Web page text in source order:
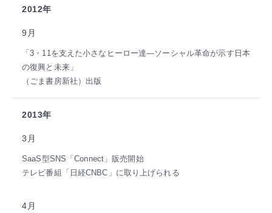
2012年
9月
「3・11を支えた小さなヒーロー達―ソーシャル革命が示す日本
の復興と未来」
（ごま書房新社）出版
2013年
3月
SaaS型SNS「Connect」販売開始
テレビ番組「日経CNBC」に取り上げられる
4月